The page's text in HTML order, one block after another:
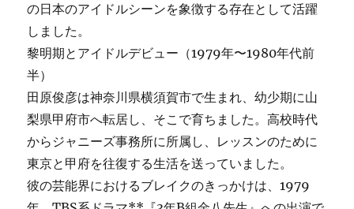
の日本のアイドルシーンを象徴する存在として活躍
しました。
黎明期とアイドルデビュー（1979年〜1980年代前
半）
田原俊彦は神奈川県横須賀市で生まれ、幼少期に山
梨県甲府市へ転居し、そこで育ちました。高校時代
からジャニーズ事務所に所属し、レッスンのために
東京と甲府を往復する生活を送っていました。
彼の芸能界におけるブレイクのきっかけは、1979